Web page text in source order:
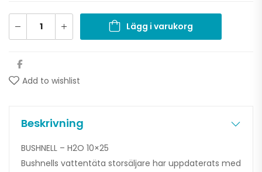
Lägg i varukorg
Add to wishlist
Beskrivning
BUSHNELL – H2O 10×25
Bushnells vattentäta storsäljare har uppdaterats med